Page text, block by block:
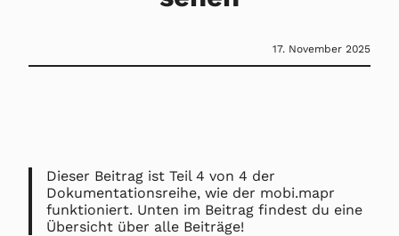
17. November 2025
Dieser Beitrag ist Teil 4 von 4 der
Dokumentationsreihe, wie der mobi.mapr
funktioniert. Unten im Beitrag findest du eine
Übersicht über alle Beiträge!